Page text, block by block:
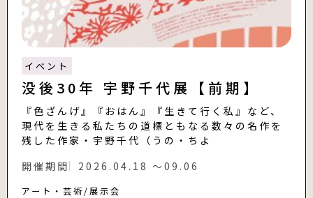
イベント
没後30年 宇野千代展【前期】
『色ざんげ』『おはん』『生きて行く私』など、
現代を生きる私たちの道標ともなる数々の名作を
残した作家・宇野千代（うの・ちよ
開催期間
2026.04.18 〜09.06
アート・芸術
展示会